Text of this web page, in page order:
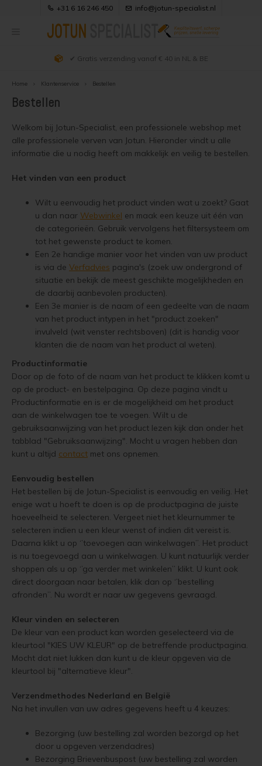
Hoofdmenu / webwinkel
Beits en Houtverf
Kozijnenverf
Vlonderolie
Vloerlak
White wash beits
Muurverf
Primers
Hoofdmenu / verfadvies
Douglas hout olien
Houten huis oliën
Houten huis beitsen
Houten huis verven
Houten huis wit verven
Tuinhuis behandelen
Tuinhuis olien
Tuinhuis beitsen
Tuinhuis verven
Woonboot behandelen
Woonboot oliën
Woonboot beitsen
Woonboot verven
Schutting behandelen
Schutting olien
Schutting beitsen
Schutting verven
Eikenhout behandelen
Eikenhout beitsen
Eikenhout verven
Hoofdmenu / projecten
Douglas houtkleur behouden
Douglas hout wit schilderen
Douglas hout vergrijzen
Douglas white wash
Douglas hout impregneren en beitsen
Eikenhout impregneren en beitsen
Eikenhouten garage oliën
Eikenhout oliën in kleur 629 naturell
Zweedse woning schilderen
Blokhut beitsen
Veranda verven met de meest duurzame verf van Jotun
Tuinhuis verven in de kleuren wit en grijs
Tuinhuis verven met Jotun Demidekk Ultimate
Beste buitenverf voor tuinhuis en schuur
Blokhut impregneren en beitsen
Red Cedar kleur behouden
Red Cedar behandelen en de vergrijzing tegengaan
Red Cedar Oliën
Olympic Oil Stain 704 overschilderen
Olympic Oil Stain 704 Alternatief
Hoofdmenu / kleuradvies
Jotun Demidekk Infinity Pure Matt Kleuren
Jotun
Jotun
Jotun
Jotun Trebitt Woodcare Kleuren
Jotun Treolje Kleuren
Jotun Panellakk Kleuren
Jotun NCS Kleurenwaaier
Jotun RAL Kleurenwaaier
Olympic Stain Kleuren
Sikkens Authentieke Kleuren
Sikkens 3031 - 4041 kleuren
Jotun oude kleuren
Jotun
Jotun
Jotun
Jotun
Jotun Kleurencombinaties
Jotun
Jotun
Licht
Hoofdmenu / uitleg producten
Visir Oljegrunning Klar
Demidekk Infinity Details
Drygolin Vindu og Dor
Trebitt Oljebeis
Trebitt Matt Oljebeis
Trebitt Woodcare
Trestjerner Betongolje
Trestjerner Gulvmaling
Primadekk 02
Benar
Demidekk Ultimate Tackfarg
Oude Jotun Producten
Oxan
Hoofdmenu / klantenservice
Bestellen
Veilig Betalen
Keurmerken
Duurzaamheid
Veel Gestelde Vragen
Garantie, Privacy & Cookie Voorwaarden
+31 6 16 246 450 info@jotun-specialist.nl
✔ Gratis verzending vanaf € 40 in NL & BE
Home Klantenservice Bestellen
Bestellen
Welkom bij Jotun-Specialist, een professionele webshop met
alle professionele verven van Jotun. Hieronder vindt u alle
informatie die u nodig heeft om makkelijk en veilig te bestellen.
Het vinden van een product
Wilt u eenvoudig het product vinden wat u zoekt? Gaat
u dan naar Webwinkel en maak een keuze uit één van
de categorieën. Gebruik vervolgens het filtersysteem om
tot het gewenste product te komen.
Een 2e handige manier voor het vinden van uw product
is via de Verfadvies pagina's (zoek uw ondergrond of
situatie en bekijk de meest geschikte mogelijkheden en
de daarbij aanbevolen producten).
Een 3e manier is de naam of een gedeelte van de naam
van het product intypen in het "product zoeken"
invulveld (wit venster rechtsboven) (dit is handig voor
klanten die de naam van het product al weten).
Productinformatie
Door op de foto of de naam van het product te klikken komt u
op de product- en bestelpagina. Op deze pagina vindt u
Productinformatie en is er de mogelijkheid om het product
aan de winkelwagen toe te voegen. Wilt u de
gebruiksaanwijzing van het product lezen kijk dan onder het
tabblad "Gebruiksaanwijzing". Mocht u vragen hebben dan
kunt u altijd contact met ons opnemen.
Eenvoudig bestellen
Het bestellen bij de Jotun-Specialist is eenvoudig en veilig. Het
enige wat u hoeft te doen is op de productpagina de juiste
hoeveelheid te selecteren. Vergeet niet het kleurnummer te
selecteren indien u een kleur wenst of indien dit vereist is.
Daarna klikt u op ‘’toevoegen aan winkelwagen’’. Het product
is nu toegevoegd aan u winkelwagen. U kunt natuurlijk verder
shoppen als u op ‘’ga verder met winkelen’’ klikt. U kunt ook
direct doorgaan naar betalen, klik dan op ‘’bestelling
afronden’’. Nu wordt er naar uw gegevens gevraagd.
Kleur vinden en selecteren
De kleur van een product kan worden geselecteerd via de
kleurtool "KIES UW KLEUR" op de betreffende productpagina.
Mocht dat niet lukken dan kunt u de kleur opgeven via de
kleurtool bij "alternatieve kleur".
Verzendmethodes Nederland en België
Na het invullen van uw adres gegevens heeft u 4 keuzes:
Bezorging (uw bestelling zal worden bezorgd op het
door u opgeven verzendadres)
Bezorging Brievenbuspost (uw bestelling zal worden